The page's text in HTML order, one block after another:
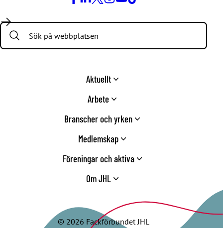
Search:
Aktuellt
Arbete
Branscher och yrken
Medlemskap
Föreningar och aktiva
Om JHL
© 2026 Fackförbundet JHL